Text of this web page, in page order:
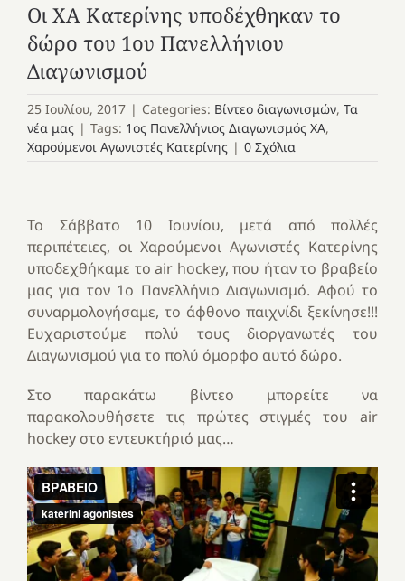
Οι ΧΑ Κατερίνης υποδέχθηκαν το
δώρο του 1ου Πανελλήνιου
Διαγωνισμού
25 Ιουλίου, 2017 | Categories: Βίντεο διαγωνισμών, Τα
νέα μας | Tags: 1ος Πανελλήνιος Διαγωνισμός ΧΑ,
Χαρούμενοι Αγωνιστές Κατερίνης | 0 Σχόλια
Το Σάββατο 10 Ιουνίου, μετά από πολλές
περιπέτειες, οι Χαρούμενοι Αγωνιστές Κατερίνης
υποδεχθήκαμε το air hockey, που ήταν το βραβείο
μας για τον 1ο Πανελλήνιο Διαγωνισμό. Αφού το
συναρμολογήσαμε, το άφθονο παιχνίδι ξεκίνησε!!!
Ευχαριστούμε πολύ τους διοργανωτές του
Διαγωνισμού για το πολύ όμορφο αυτό δώρο.
Στο παρακάτω βίντεο μπορείτε να
παρακολουθήσετε τις πρώτες στιγμές του air
hockey στο εντευκτήριό μας…